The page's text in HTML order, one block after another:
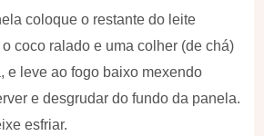
coloque o restante do leite
coco ralado e uma colher (de chá)
e leve ao fogo baixo mexendo
e desgrudar do fundo da panela.
esfriar.